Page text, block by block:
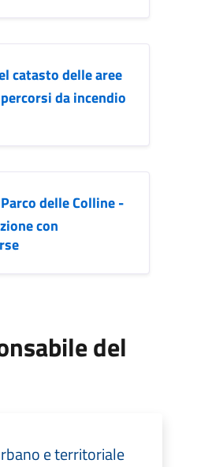
catasto delle aree
da incendio
delle Colline -
con
del
e territoriale